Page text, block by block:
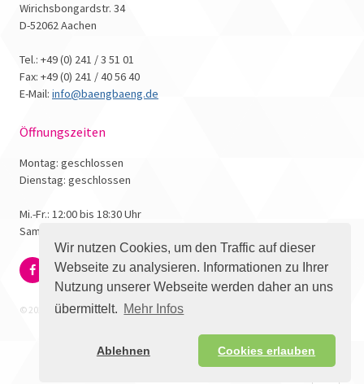
Wir nutzen Cookies, um den Traffic auf dieser
Webseite zu analysieren. Informationen zu Ihrer
Nutzung unserer Webseite werden daher an uns
übermittelt. Mehr Infos
Ablehnen Cookies erlauben
Wirichsbongardstr. 34
D-52062 Aachen
Tel.: +49 (0) 241 / 3 51 01
Fax: +49 (0) 241 / 40 56 40
E-Mail: info@baengbaeng.de
Öffnungszeiten
Montag: geschlossen
Dienstag: geschlossen
Mi.-Fr.: 12:00 bis 18:30 Uhr
Samstag: 10:00 bis 17:00 Uhr
© 2026 - Bäng Bäng Comicbuchhandlung